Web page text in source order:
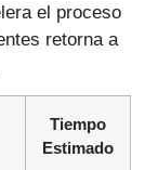
el proceso
retorna a
Tiempo
Estimado